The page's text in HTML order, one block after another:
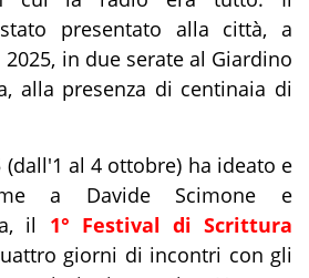
presentato alla città, a
in due serate al Giardino
alla presenza di centinaia di
(dall'1 al 4 ottobre) ha ideato e
a Davide Scimone e
il 1° Festival di Scrittura
giorni di incontri con gli